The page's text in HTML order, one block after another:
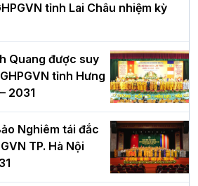
tỉnh Lai Châu nhiệm kỳ
Quang được suy
tỉnh Hưng
2031
Nghiêm tái đắc
TP. Hà Nội